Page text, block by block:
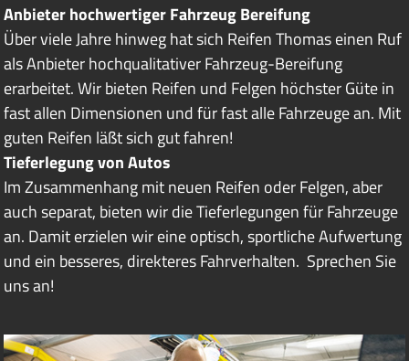
Anbieter hochwertiger Fahrzeug Bereifung
Über viele Jahre hinweg hat sich Reifen Thomas einen Ruf
als Anbieter hochqualitativer Fahrzeug-Bereifung
erarbeitet. Wir bieten Reifen und Felgen höchster Güte in
fast allen Dimensionen und für fast alle Fahrzeuge an. Mit
guten Reifen läßt sich gut fahren!
Tieferlegung von Autos
Im Zusammenhang mit neuen Reifen oder Felgen, aber
auch separat, bieten wir die Tieferlegungen für Fahrzeuge
an. Damit erzielen wir eine optisch, sportliche Aufwertung
und ein besseres, direkteres Fahrverhalten. Sprechen Sie
uns an!